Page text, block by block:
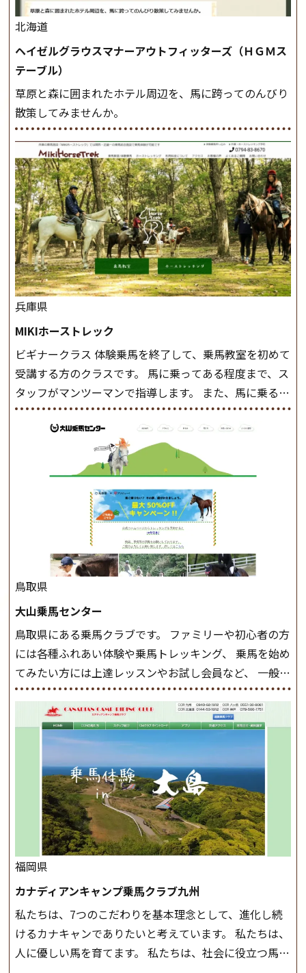
北海道
ヘイゼルグラウスマナーアウトフィッターズ（ＨＧＭス
テーブル）
草原と森に囲まれたホテル周辺を、馬に跨ってのんびり
散策してみませんか。
兵庫県
MIKIホーストレック
ビギナークラス 体験乗馬を終了して、乗馬教室を初めて
受講する方のクラスです。 馬に乗ってある程度まで、ス
タッフがマンツーマンで指導します。 また、馬に乗るだ
けでなく、馬の手入れや馬装（鞍などを装着する） も
このクラスで把握し、「馬に触れること」にも慣れてい
きましょう。 スタートクラス ビギナークラスで単独で
軽速歩(けいはやあし)ができるようになったら スタート
クラスへ。 グループレッスンで馬のスピードを調整し
ながら 軽速歩・正反撞(せいはんどう)を学びます。 安定
した手綱操作と軽速歩・正反撞ができるようになれば
駈歩(かけあし)練習に入ります。 ホップクラス スタート
クラスで常歩(なみあし)や 速歩、駈歩の初歩をマスター
したら、 次は部班にて駈歩を含めた誘導練習を行いま
しょう。 ステップクラス ホップクラスまでに練習した
まとめをします。 三種歩法をマスターし、ワンランク上
の扶助操作や誘導方法を身につけましょう。 注意事項
◆馬場使用状況により、使用する馬場はこちらで決定い
たしますのでご了承ください ◆基本は雨天決行です
が、落雷・強風等のより、安全上急遽中止させていただ
く場合がございます。 ◆三木ホースランドパークの協議
会や講習会等により、一部レッスンが中止になる場合が
ございます。 その際、ご予約いただいている皆様には事
前にご連絡いたします。MIKIホーストレックのツアー
はこちら
鳥取県
大山乗馬センター
鳥取県にある乗馬クラブです。 ファミリーや初心者の方
には各種ふれあい体験や乗馬トレッキング、 乗馬を始め
てみたい方には上達レッスンやお試し会員など、 一般の
方に幅広くお楽しみいただける施設を目指しています。
また、お手軽（低価格）に会員になったり自分の馬を持
つことのできる乗馬クラブでもあり、 健康や趣味、スポ
ーツ競技として、老若男女様々な方が、日々乗馬をお楽
しみいただいています。 なお、ゴールデンウィークと夏
休み期間中は無休で営業していますので、ぜひご家族で
お越しください！大山乗馬センターの紹介記事はこち
福岡県
カナディアンキャンプ乗馬クラブ九州
私たちは、7つのこだわりを基本理念として、進化し続
けるカナキャンでありたいと考えています。 私たちは、
人に優しい馬を育てます。 私たちは、社会に役立つ馬を